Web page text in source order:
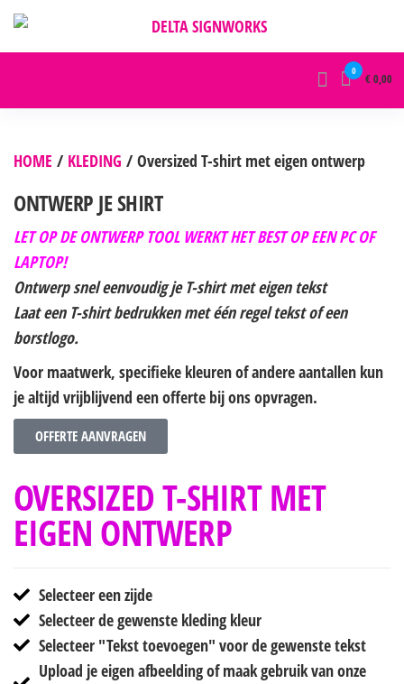
DELTA SIGNWORKS 0
€ 0,00
HOME / KLEDING / Oversized T-shirt met eigen ontwerp
ONTWERP JE SHIRT
LET OP DE ONTWERP TOOL WERKT HET BEST OP EEN PC OF
LAPTOP!
Ontwerp snel eenvoudig je T-shirt met eigen tekst
Laat een T-shirt bedrukken met één regel tekst of een
borstlogo.
Voor maatwerk, specifieke kleuren of andere aantallen kun
je altijd vrijblijvend een offerte bij ons opvragen.
OFFERTE AANVRAGEN
OVERSIZED T-SHIRT MET
EIGEN ONTWERP
Selecteer een zijde
Selecteer de gewenste kleding kleur
Selecteer "Tekst toevoegen" voor de gewenste tekst
Upload je eigen afbeelding of maak gebruik van onze